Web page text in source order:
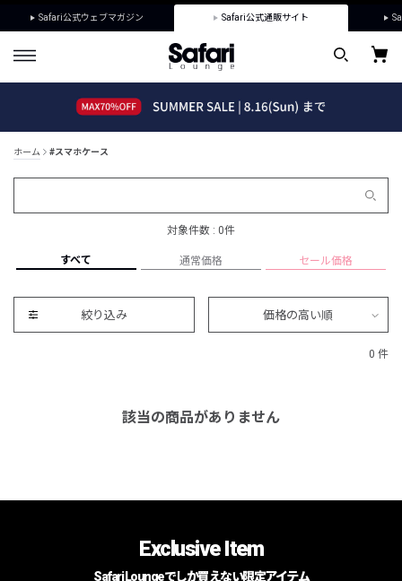
Safari公式ウェブマガジン Safari公式通販サイト
ホーム #スマホケース
対象件数 : 0件
すべて 通常価格 セール価格
絞り込み 価格の高い順
0 件
該当の商品がありません
Exclusive Item
Safari Loungeでしか買えない限定アイテム